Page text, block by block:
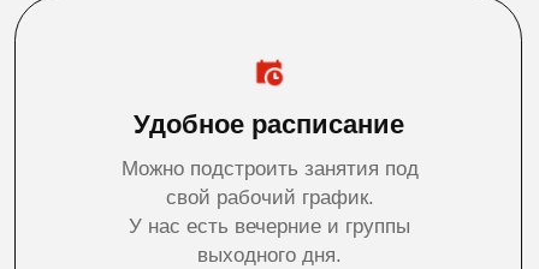
Уже после первых занятий
актерского мастерства
в жизненных ситуациях.